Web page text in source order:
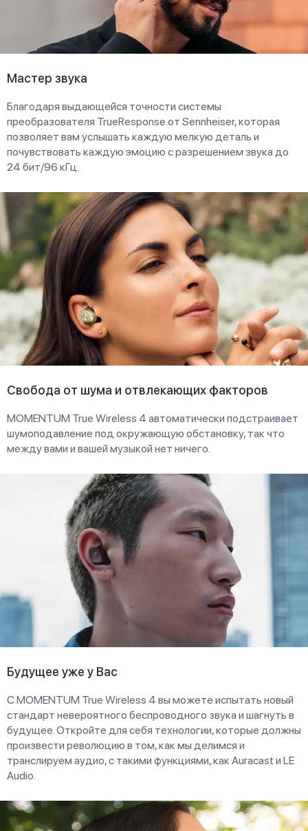
Мастер звука
Благодаря выдающейся точности системы
преобразователя TrueResponse от Sennheiser, которая
позволяет вам услышать каждую мелкую деталь и
почувствовать каждую эмоцию с разрешением звука до
24 бит/96 кГц.
Свобода от шума и отвлекающих факторов
MOMENTUM True Wireless 4 автоматически подстраивает
шумоподавление под окружающую обстановку, так что
между вами и вашей музыкой нет ничего.
Будущее уже у Вас
С MOMENTUM True Wireless 4 вы можете испытать новый
стандарт невероятного беспроводного звука и шагнуть в
будущее. Откройте для себя технологии, которые должны
произвести революцию в том, как мы делимся и
транслируем аудио, с такими функциями, как Auracast и LE
Audio.